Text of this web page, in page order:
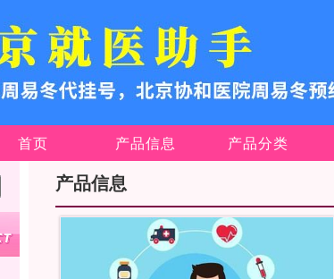
首页 产品信息 产品分类
产品信息